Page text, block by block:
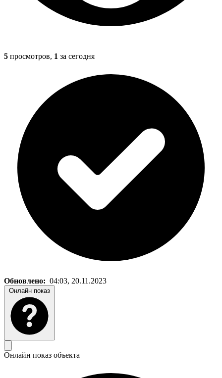
5 просмотров, 1 за сегодня
Обновлено: 04:03, 20.11.2023
Онлайн показ
Онлайн показ объекта